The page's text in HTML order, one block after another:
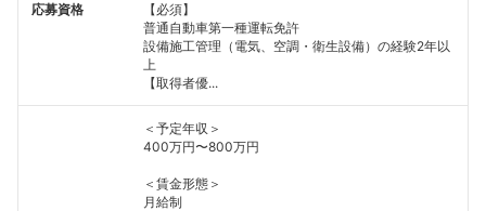
応募資格
【必須】
普通自動車第一種運転免許
設備施工管理（電気、空調・衛生設備）の経験2年以
上
【取得者優...
＜予定年収＞
400万円〜800万円
＜賃金形態＞
月給制